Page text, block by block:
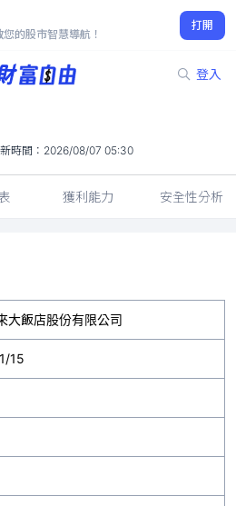
的股市智慧導航！
打開
登入
-100.00%
時間： 2026/08/07 05:30
獲利能力 安全性分析
大飯店股份有限公司
15